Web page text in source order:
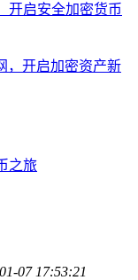
开启安全加密货币
，开启加密资产新
之旅
07 17:53:21